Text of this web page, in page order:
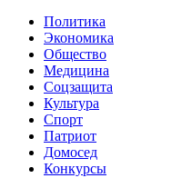
Политика
Экономика
Общество
Медицина
Соцзащита
Культура
Спорт
Патриот
Домосед
Конкурсы